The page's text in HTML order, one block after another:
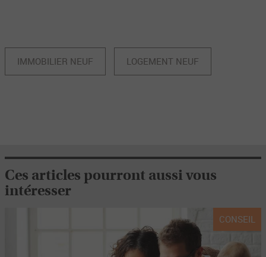
IMMOBILIER NEUF LOGEMENT NEUF
Ces articles pourront aussi vous
intéresser
CONSEIL